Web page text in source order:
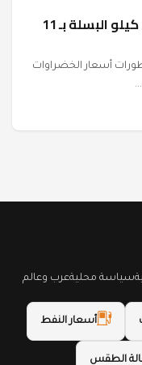
أسعار الخضراوات والفاكهة اليوم.. كيلو البسلة بـ 11
أسعار الخضراوات
سياسة محليةعرب وعالم
أسعار النفط
الطقس